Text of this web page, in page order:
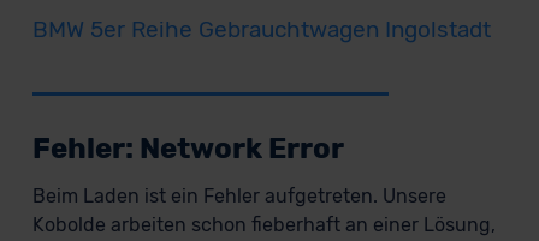
BMW 5er Reihe Gebrauchtwagen Ingolstadt
Fehler: Network Error
Beim Laden ist ein Fehler aufgetreten. Unsere
Kobolde arbeiten schon fieberhaft an einer Lösung,